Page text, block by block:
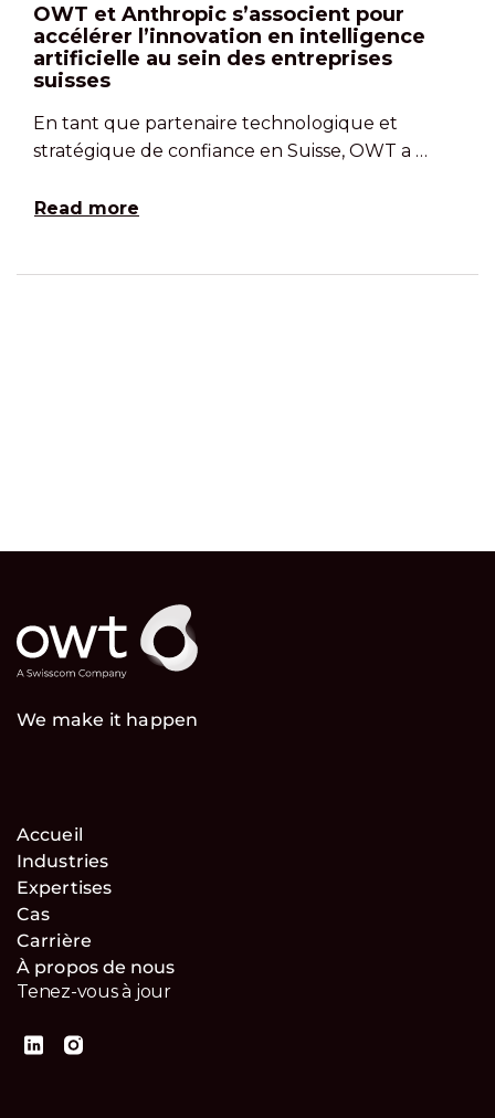
OWT et Anthropic s’associent pour
accélérer l’innovation en intelligence
artificielle au sein des entreprises
suisses
En tant que partenaire technologique et
stratégique de confiance en Suisse, OWT a …
Read more
We make it happen
Accueil
Industries
Expertises
Cas
Carrière
À propos de nous
Tenez-vous à jour